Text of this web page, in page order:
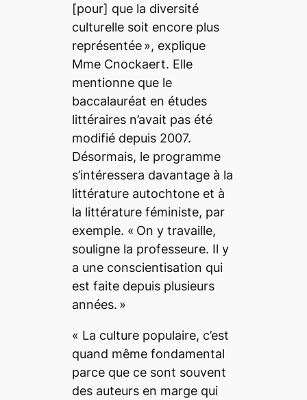
[pour] que la diversité
culturelle soit encore plus
représentée», explique
Mme Cnockaert. Elle
mentionne que le
baccalauréat en études
littéraires n’avait pas été
modifié depuis 2007.
Désormais, le programme
s’intéressera davantage à la
littérature autochtone et à
la littérature féministe, par
exemple. « On y travaille,
souligne la professeure. Il y
a une conscientisation qui
est faite depuis plusieurs
années. »
« La culture populaire, c’est
quand même fondamental
parce que ce sont souvent
des auteurs en marge qui